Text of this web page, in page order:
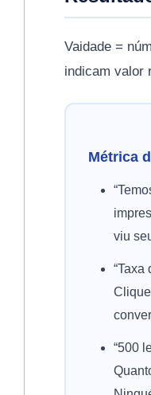
Vaidade =
indicam valor
Métrica
viu
“500